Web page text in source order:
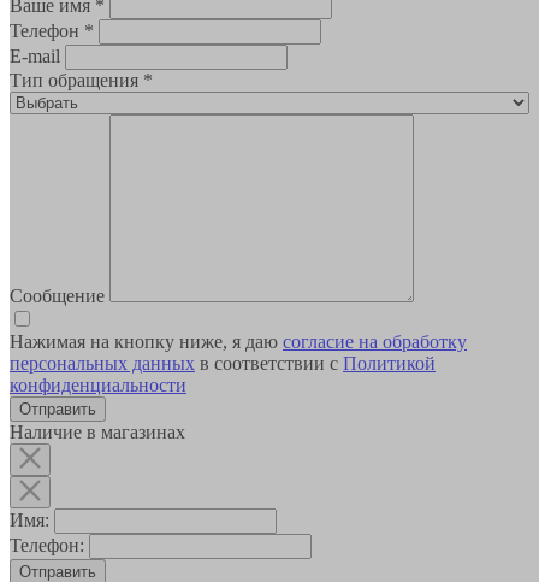
Ваше имя *
Телефон *
E-mail
Тип обращения *
Сообщение
Нажимая на кнопку ниже, я даю согласие на обработку
персональных данных в соответствии с Политикой
конфиденциальности
Наличие в магазинах
Имя:
Телефон:
Отправить